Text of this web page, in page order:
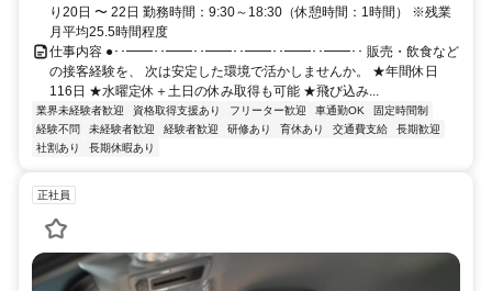
り20日 〜 22日 勤務時間：9:30～18:30（休憩時間：1時間） ※残業
月平均25.5時間程度
仕事内容 ●･･━━･･━━･･━━･･━━･･━━･･━━･･ 販売・飲食など
の接客経験を、 次は安定した環境で活かしませんか。 ★年間休日
116日 ★水曜定休＋土日の休み取得も可能 ★飛び込み...
業界未経験者歓迎 資格取得支援あり フリーター歓迎 車通勤OK
固定時間制
経験不問
未経験者歓迎 経験者歓迎 研修あり 育休あり 交通費支給
長期歓迎
社割あり
長期休暇あり
正社員